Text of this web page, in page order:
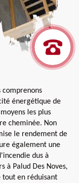
comprenons
énergétique de
les plus
cheminée. Non
le rendement de
également une
dus à
à Palud Des Noves,
tout en réduisant